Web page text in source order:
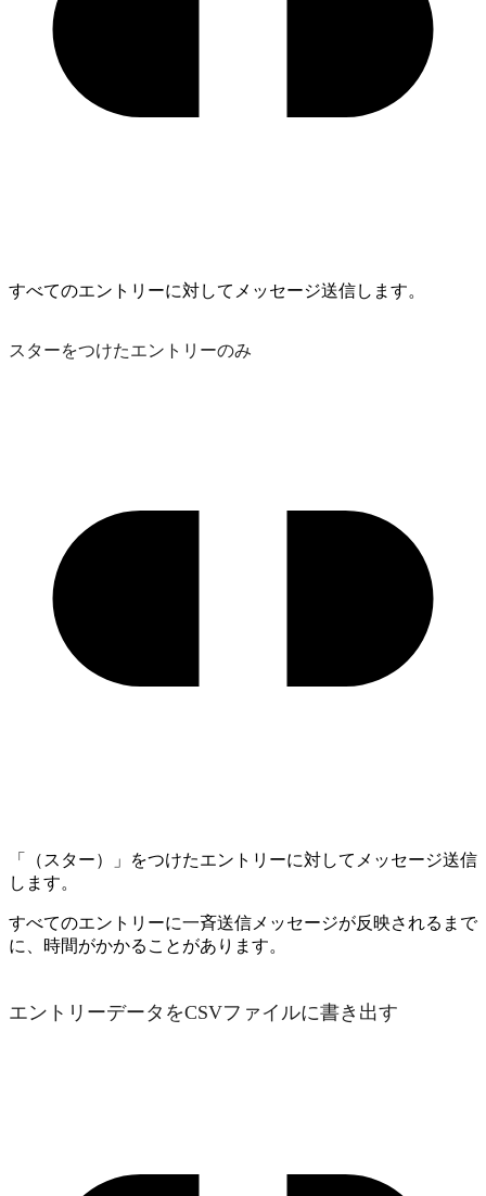
すべてのエントリーに対してメッセージ送信します。
スターをつけたエントリーのみ
「（スター）」をつけたエントリーに対してメッセージ送信
します。
すべてのエントリーに一斉送信メッセージが反映されるまで
に、時間がかかることがあります。
エントリーデータをCSVファイルに書き出す